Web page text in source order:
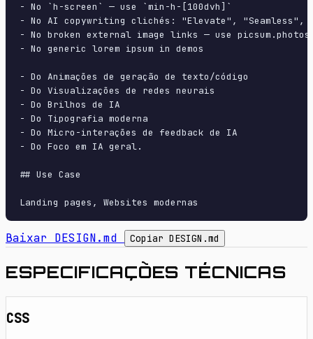
- No `h-screen` — use `min-h-[100dvh]`
- No AI copywriting clichés: "Elevate", "Seamless",
- No broken external image links — use
- No generic lorem ipsum in demos
- Do Animações de geração de texto/código
- Do Visualizações de redes neurais
- Do Brilhos de IA
- Do Tipografia moderna
- Do Micro-interações de feedback de IA
- Do Foco em IA geral.
## Use Case
Baixar DESIGN.md Copiar DESIGN.md
ESPECIFICAÇÕES TÉCNICAS
CSS